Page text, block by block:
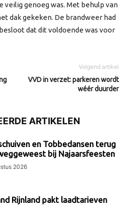
genoeg was. Met behulp van
dak gekeken. De brandweer had
dat dit voldoende was voor
Volgend artikel
VVD in verzet: parkeren wordt
wéér duurder
ARTIKELEN
en Tobbedansen terug
bij Najaarsfeesten
2026
Rijnland pakt laadtarieven